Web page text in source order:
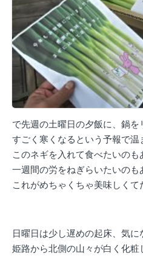
で先週の土曜日の夕飯に、鍋を
すごく寒くなるという予報で温
このネギを入れて食べたいのも
一週間の労をねぎらいたいのも
これがめちゃくちゃ美味しくて
日曜日は少し遅めの起床、気に
姫路から北側の山々が白く化粧